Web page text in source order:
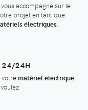
vous accompagne sur le
projet en tant que
électriques.
24/24H
votre matériel électrique